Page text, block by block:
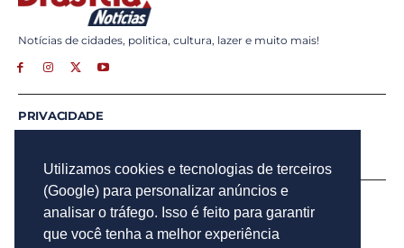
Utilizamos cookies e tecnologias de terceiros
(Google) para personalizar anúncios e
analisar o tráfego. Isso é feito para garantir
que você tenha a melhor experiência
Notícias de cidades, politica, cultura, lazer e muito mais!
PRIVACIDADE
INSCREVA - SE
Para obter atualizações por e-mail do Brasília Notícias.